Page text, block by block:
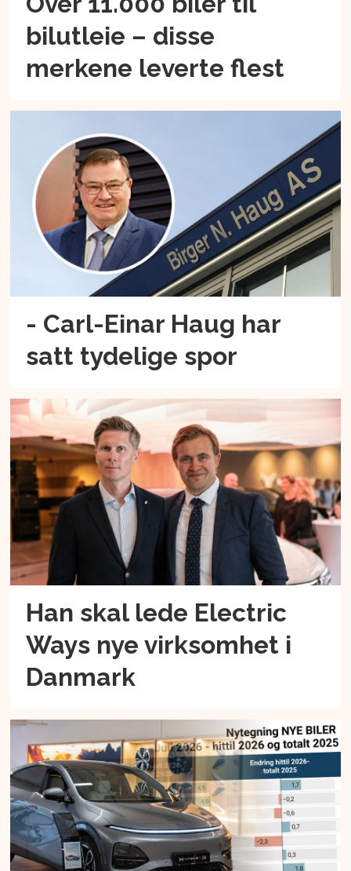
bilutleie – disse
merkene leverte flest
- Carl-Einar Haug har
satt tydelige spor
Han skal lede Electric
Ways nye virksomhet i
Danmark